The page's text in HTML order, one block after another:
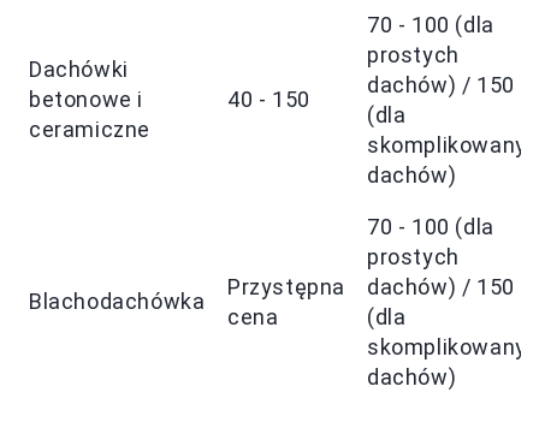
Dachówki
betonowe i
ceramiczne
40 - 150
70 - 100 (dla
prostych
dachów) / 150
(dla
dachów)
Blachodachówka
Przystępna
cena
70 - 100 (dla
prostych
dachów) / 150
(dla
dachów)